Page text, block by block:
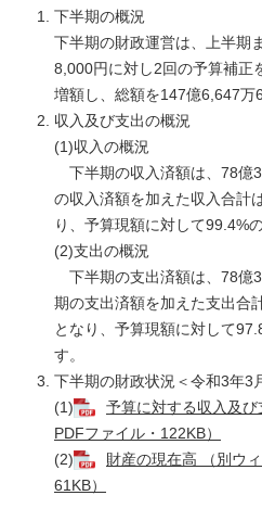
下半期の概況
下半期の財政運営は、上半期
8,000円に対し2回の予算補正
増額し、総額を147億6,647万
収入及び支出の概況
(1)収入の概況
下半期の収入済額は、78億
の収入済額を加えた収入合計
り、予算現額に対して99.4%
(2)支出の概況
下半期の支出済額は、78億
期の支出済額を加えた支出合
となり、予算現額に対して
す。
下半期の財政状況＜令和3年3
(1)
予算に対する収入及び
PDFファイル・122KB）
(2)
財産の現在高 （別ウ
61KB）